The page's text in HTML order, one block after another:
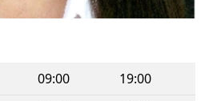
09:00
19:00